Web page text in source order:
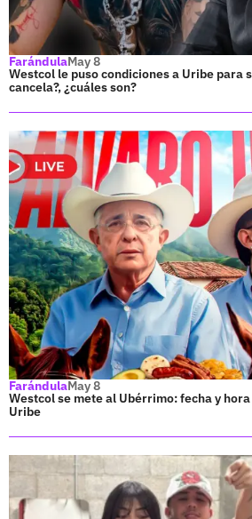
FarándulaMay 8
Westcol le puso condiciones a Uribe para
cancela?, ¿cuáles son?
FarándulaMay 8
Westcol se mete al Ubérrimo: fecha y
Uribe